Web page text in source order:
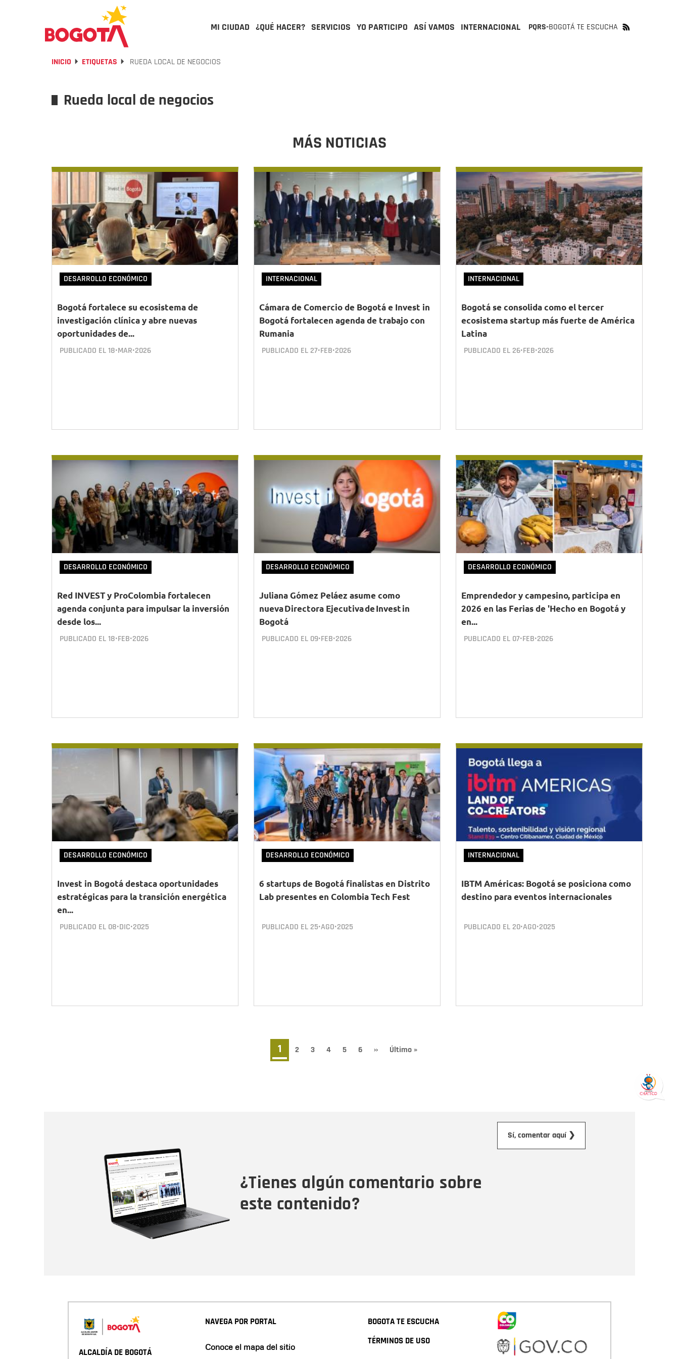
MI CIUDAD ¿QUÉ HACER? SERVICIOS YO PARTICIPO ASÍ VAMOS INTERNACIONAL PQRS-BOGOTÁ TE ESCUCHA
INICIO ETIQUETAS RUEDA LOCAL DE NEGOCIOS
Rueda local de negocios
MÁS NOTICIAS
DESARROLLO ECONÓMICO
Bogotá fortalece su ecosistema de
investigación clínica y abre nuevas
oportunidades de...
PUBLICADO EL18•MAR•2026
INTERNACIONAL
Cámara de Comercio de Bogotá e Invest in
Bogotá fortalecen agenda de trabajo con
Rumania
PUBLICADO EL 27•FEB•2026
INTERNACIONAL
Bogotá se consolida como el tercer
ecosistema startup más fuerte de América
Latina
PUBLICADO EL 26•FEB•2026
DESARROLLO ECONÓMICO
Red INVEST y ProColombia fortalecen
agenda conjunta para impulsar la inversión
desde los...
PUBLICADO EL18•FEB•2026
DESARROLLO ECONÓMICO
Juliana Gómez Peláez asume como
nueva Directora Ejecutiva de Invest in
Bogotá
PUBLICADO EL 09•FEB•2026
DESARROLLO ECONÓMICO
Emprendedor y campesino, participa en
2026 en las Ferias de 'Hecho en Bogotá y
en...
PUBLICADO EL 07•FEB•2026
DESARROLLO ECONÓMICO
Invest in Bogotá destaca oportunidades
estratégicas para la transición energética
en...
PUBLICADO EL 08•DIC•2025
DESARROLLO ECONÓMICO
6 startups de Bogotá finalistas en Distrito
Lab presentes en Colombia Tech Fest
PUBLICADO EL 25•AGO•2025
INTERNACIONAL
IBTM Américas: Bogotá se posiciona como
destino para eventos internacionales
PUBLICADO EL 20•AGO•2025
Página
actual
1 Page
2 Page
3 Page
4 Page
5 Page
6
Siguiente
››
Última
Último »
¿Tienes algún comentario sobre
este contenido?
Sí, comentar aquí ❯
ALCALDÍA DE BOGOTÁ
NAVEGA POR PORTAL
Conoce el mapa del sitio
BOGOTA TE ESCUCHA
TÉRMINOS DE USO